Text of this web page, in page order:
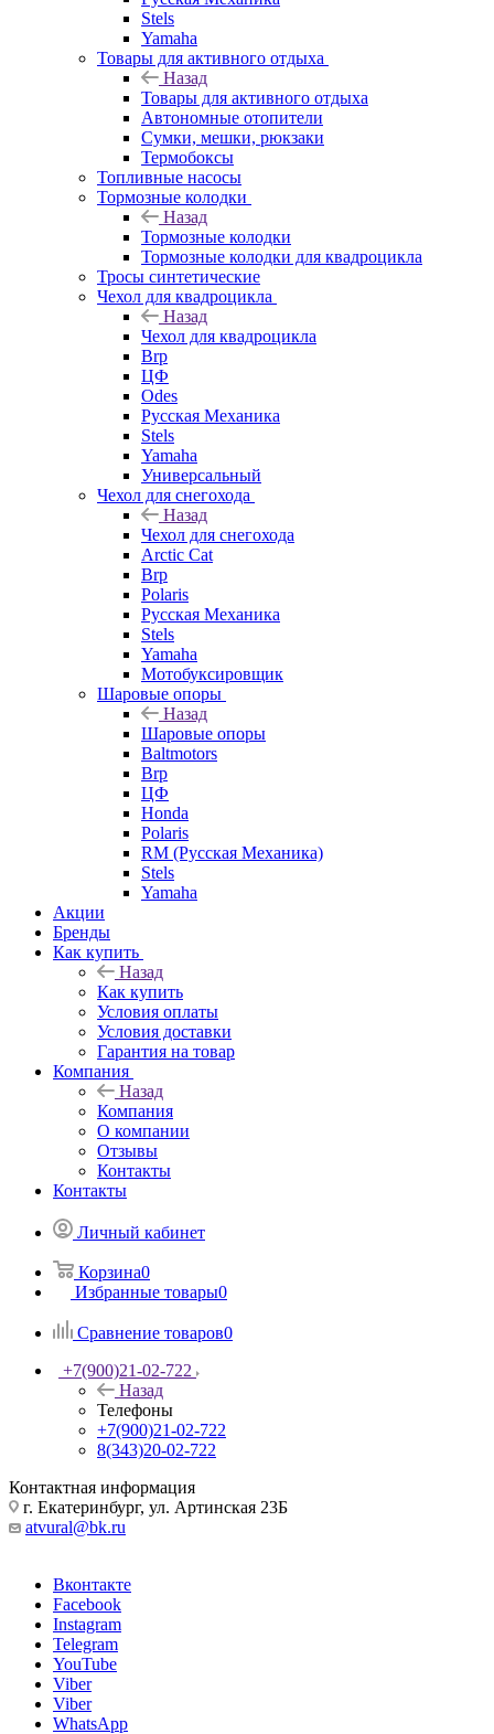
Stels
Yamaha
Товары для активного отдыха
Назад
Товары для активного отдыха
Автономные отопители
Сумки, мешки, рюкзаки
Термобоксы
Топливные насосы
Тормозные колодки
Назад
Тормозные колодки
Тормозные колодки для квадроцикла
Тросы синтетические
Чехол для квадроцикла
Назад
Чехол для квадроцикла
Brp
ЦФ
Odes
Русская Механика
Stels
Yamaha
Универсальный
Чехол для снегохода
Назад
Чехол для снегохода
Arctic Cat
Brp
Polaris
Русская Механика
Stels
Yamaha
Мотобуксировщик
Шаровые опоры
Назад
Шаровые опоры
Baltmotors
Brp
ЦФ
Honda
Polaris
RM (Русская Механика)
Stels
Yamaha
Акции
Бренды
Как купить
Назад
Как купить
Условия оплаты
Условия доставки
Гарантия на товар
Компания
Назад
Компания
О компании
Отзывы
Контакты
Контакты
Личный кабинет
Корзина0
Избранные товары0
Сравнение товаров0
+7(900)21-02-722
Назад
Телефоны
+7(900)21-02-722
8(343)20-02-722
Контактная информация
г. Екатеринбург, ул. Артинская 23Б
atvural@bk.ru
Вконтакте
Facebook
Instagram
Telegram
YouTube
Viber
Viber
WhatsApp